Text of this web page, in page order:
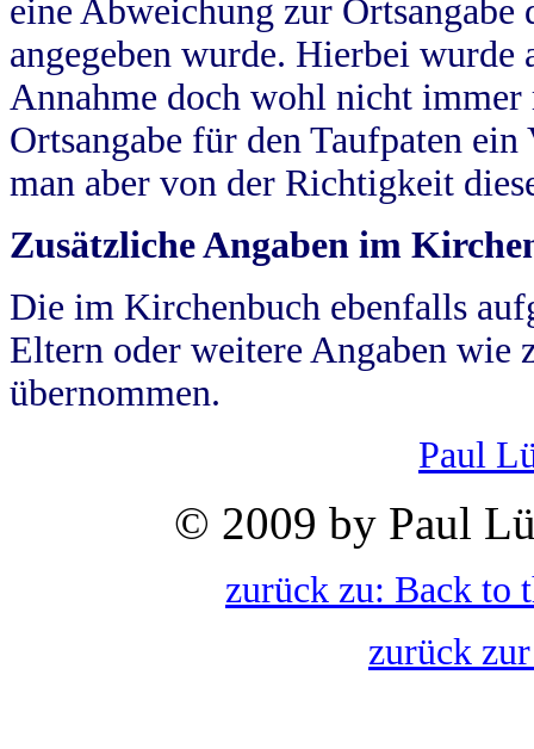
eine Abweichung zur
angegeben wurde. Hierbei wurde
Annahme doch wohl nicht
Ortsangabe für den Taufpaten
man aber von der Richtigkeit
Zusätzliche Angaben im
Die im Kirchenbuch ebenfalls
Eltern oder weitere Angaben wie
übernommen.
Paul
© 2009 by Paul
zurück zu: Back to
zurück